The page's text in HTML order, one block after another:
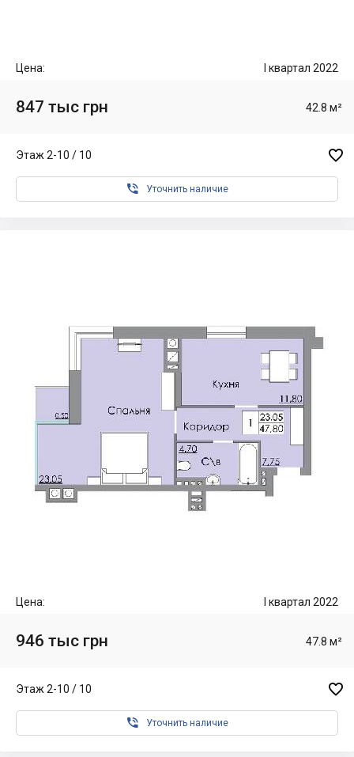
Цена: I квартал 2022
847 тыс грн 42.8 м²
Этаж 2-10 / 10 
 Уточнить наличие
Цена: I квартал 2022
946 тыс грн 47.8 м²
Этаж 2-10 / 10 
 Уточнить наличие